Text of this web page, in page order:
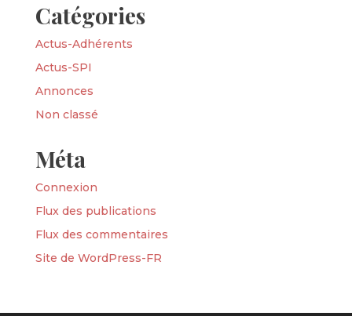
Catégories
Actus-Adhérents
Actus-SPI
Annonces
Non classé
Méta
Connexion
Flux des publications
Flux des commentaires
Site de WordPress-FR